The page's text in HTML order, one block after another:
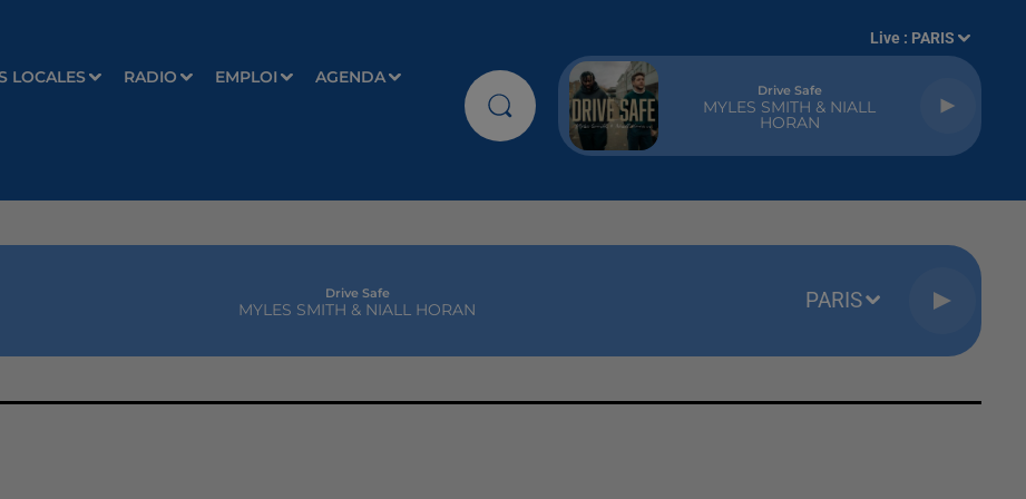
LOCALES RADIO EMPLOI AGENDA
Live : PARIS
Drive Safe
MYLES SMITH & NIALL
HORAN
Drive Safe
MYLES SMITH & NIALL HORAN PARIS